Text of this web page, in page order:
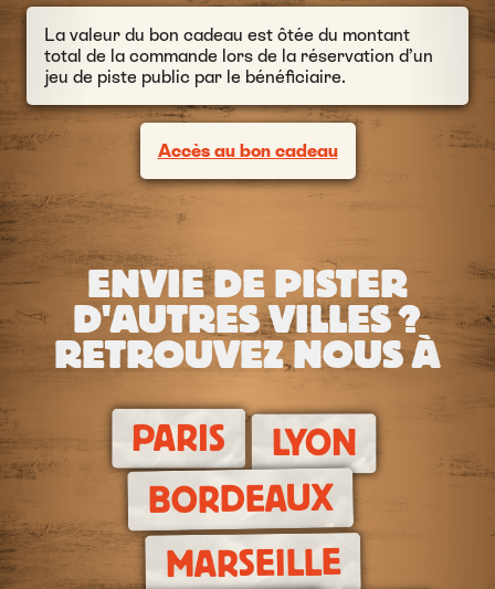
La valeur du bon cadeau est ôtée du montant
total de la commande lors de la réservation d’un
jeu de piste public par le bénéficiaire.
Accès au bon cadeau
ENVIE DE PISTER
D'AUTRES VILLES ?
RETROUVEZ NOUS À
PARIS LYON
BORDEAUX
MARSEILLE